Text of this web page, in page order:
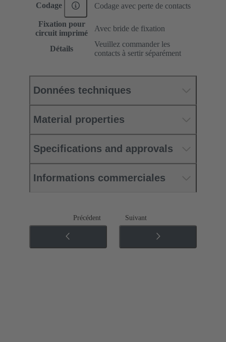
Codage Codage avec perte de contacts
Fixation pour
circuit imprimé
Avec bride de fixation
Détails
Veuillez commander les
contacts à sertir séparément
Données techniques
Material properties
Specifications and approvals
Informations commerciales
Précédent Suivant